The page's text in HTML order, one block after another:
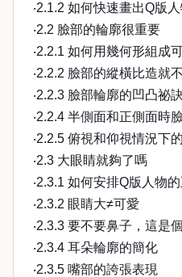
‧2.1.2 如何快速畫出Q版
‧2.2 臉部的輪廓很重要
‧2.2.1 如何用幾何形組成
‧2.2.2 臉部的縱橫比造就
‧2.2.3 臉部輪廓的凹凸祕
‧2.2.4 半側面和正側面時
‧2.2.5 俯視和仰視情況下
‧2.3 大眼睛就夠了嗎
‧2.3.1 如何安排Q版人物
‧2.3.2 眼睛大≠可愛
‧2.3.3 要不要鼻子，這是
‧2.3.4 耳朵輪廓的簡化
‧2.3.5 嘴部的誇張表現